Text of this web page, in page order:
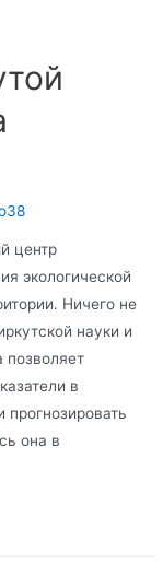
центр
экологической
Ничего не
науки и
позволяет
в
она в